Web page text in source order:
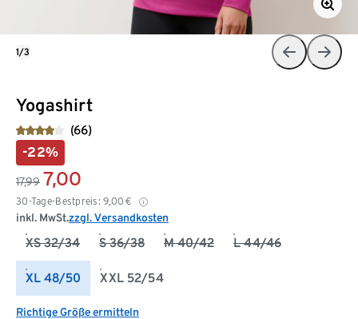
Yogashirt
(66)
-22%
17,99 7,00
30-Tage-Bestpreis: 9,00 €
inkl. MwSt.zzgl. Versandkosten
XS 32/34 S 36/38 M 40/42 L 44/46
XL 48/50 XXL 52/54
Richtige Größe ermitteln
1/3